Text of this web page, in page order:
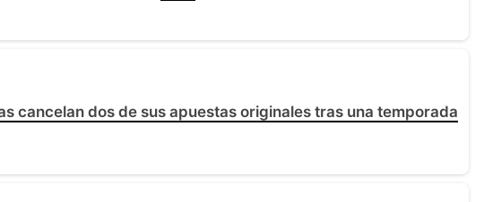
cancelan dos de sus apuestas originales tras una temporada